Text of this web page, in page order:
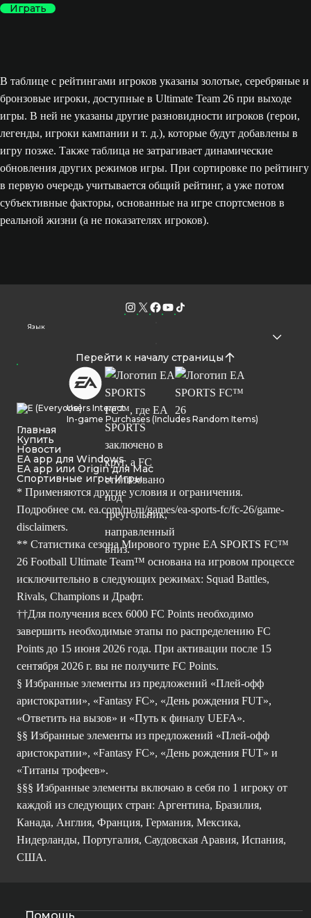
Играть
В таблице с рейтингами игроков указаны золотые, серебряные и
бронзовые игроки, доступные в Ultimate Team 26 при выходе
игры. В ней не указаны другие разновидности игроков (герои,
легенды, игроки кампании и т. д.), которые будут добавлены в
игру позже. Также таблица не затрагивает динамические
обновления других режимов игры. При сортировке по рейтингу
в первую очередь учитывается общий рейтинг, а уже потом
субъективные факторы, основанные на игре спортсменов в
реальной жизни (а не показателях игроков).
Язык
Перейти к началу страницы
Users Interact
In-game Purchases (Includes Random Items)
Главная
Купить
Новости
EA app для Windows
EA app или Origin для Mac
Спортивные игры Игры
* Применяются другие условия и ограничения.
Подробнее см. ea.com/ru-ru/games/ea-sports-fc/fc-26/game-
disclaimers.
** Статистика сезона Мирового турне EA SPORTS FC™
26 Football Ultimate Team™ основана на игровом процессе
исключительно в следующих режимах: Squad Battles,
Rivals, Champions и Драфт.
††Для получения всех 6000 FC Points необходимо
завершить необходимые этапы по распределению FC
Points до 15 июня 2026 года. При активации после 15
сентября 2026 г. вы не получите FC Points.
§ Избранные элементы из предложений «Плей-офф
аристократии», «Fantasy FC», «День рождения FUT»,
«Ответить на вызов» и «Путь к финалу UEFA».
§§ Избранные элементы из предложений «Плей-офф
аристократии», «Fantasy FC», «День рождения FUT» и
«Титаны трофеев».
§§§ Избранные элементы включаю в себя по 1 игроку от
каждой из следующих стран: Аргентина, Бразилия,
Канада, Англия, Франция, Германия, Мексика,
Нидерланды, Португалия, Саудовская Аравия, Испания,
США.